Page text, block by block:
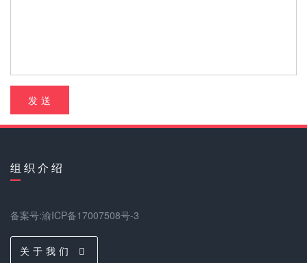
发 送
组 织 介 绍
备案号:渝ICP备17007508号-3
关 于 我 们